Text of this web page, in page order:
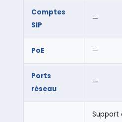
Comptes
SIP
—
PoE —
Ports
réseau
—
Support